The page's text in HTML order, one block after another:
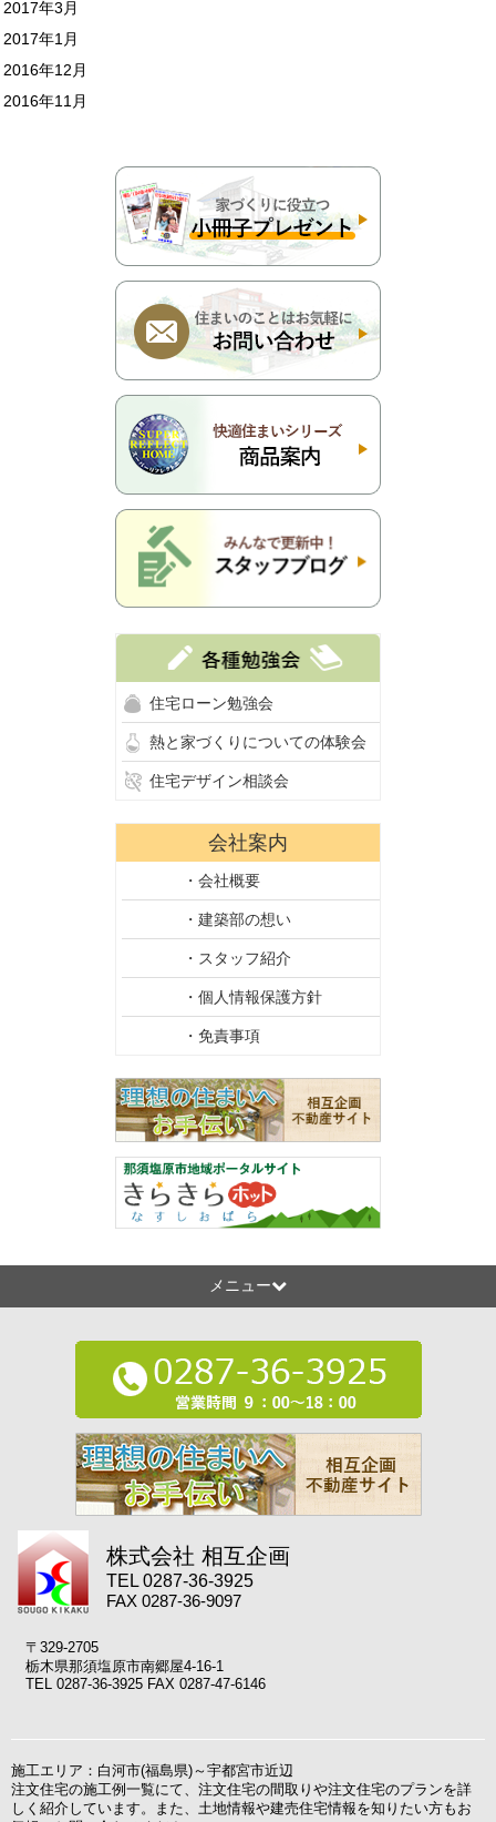
2017年3月
2017年1月
2016年12月
2016年11月
住宅ローン勉強会
熱と家づくりについての体験会
住宅デザイン相談会
会社案内
・会社概要
・建築部の想い
・スタッフ紹介
・個人情報保護方針
・免責事項
メニュー
株式会社 相互企画
TEL 0287-36-3925
FAX 0287-36-9097
〒329-2705
栃木県那須塩原市南郷屋4-16-1
TEL 0287-36-3925 FAX 0287-47-6146
施工エリア：白河市(福島県)～宇都宮市近辺
注文住宅の施工例一覧にて、注文住宅の間取りや注文住宅のプランを詳
しく紹介しています。また、土地情報や建売住宅情報を知りたい方もお